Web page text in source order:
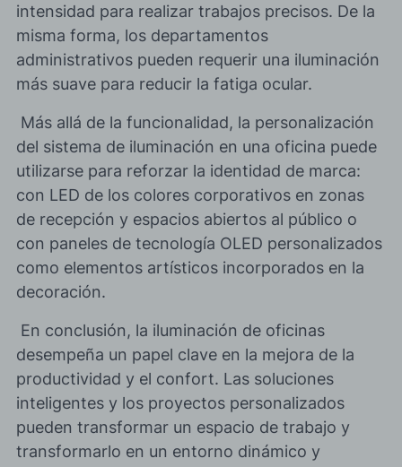
intensidad para realizar trabajos precisos. De la
misma forma, los departamentos
administrativos pueden requerir una iluminación
más suave para reducir la fatiga ocular.
Más allá de la funcionalidad, la personalización
del sistema de iluminación en una oficina puede
utilizarse para reforzar la identidad de marca:
con LED de los colores corporativos en zonas
de recepción y espacios abiertos al público o
con paneles de tecnología OLED personalizados
como elementos artísticos incorporados en la
decoración.
En conclusión, la iluminación de oficinas
desempeña un papel clave en la mejora de la
productividad y el confort. Las soluciones
inteligentes y los proyectos personalizados
pueden transformar un espacio de trabajo y
transformarlo en un entorno dinámico y